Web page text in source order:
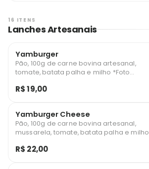
16 ITENS
Lanches Artesanais
Yamburger
Pão, 100g de carne bovina artesanal,
tomate, batata palha e milho *Foto
R$ 19,00
Yamburger Cheese
Pão, 100g de carne bovina artesanal,
mussarela, tomate, batata palha e milho
R$ 22,00